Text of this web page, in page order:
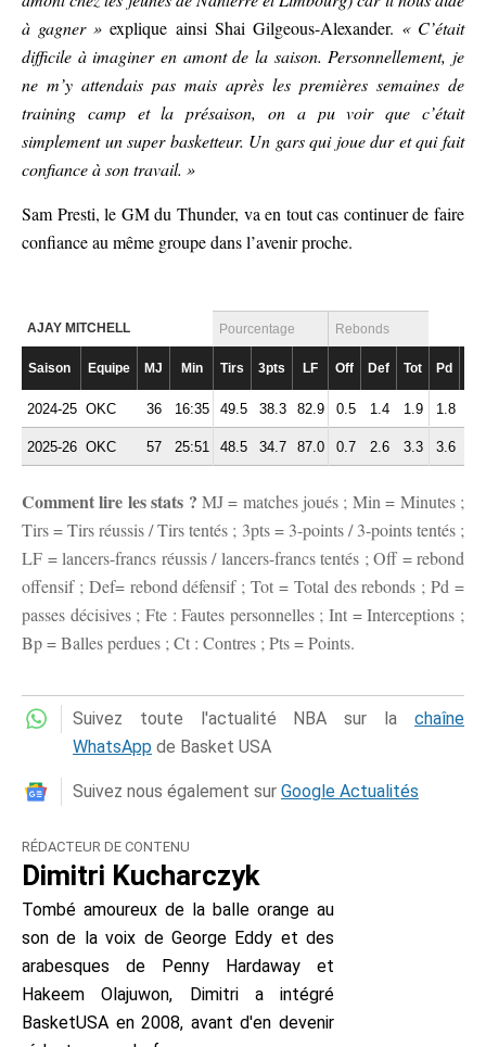
à gagner » explique ainsi Shai Gilgeous-Alexander. « C’était
difficile à imaginer en amont de la saison. Personnellement, je
ne m’y attendais pas mais après les premières semaines de
training camp et la présaison, on a pu voir que c’était
simplement un super basketteur. Un gars qui joue dur et qui fait
confiance à son travail. »
Sam Presti, le GM du Thunder, va en tout cas continuer de faire
confiance au même groupe dans l’avenir proche.
AJAY MITCHELL Pourcentage Rebonds
Saison Equipe MJ Min Tirs 3pts LF Off Def Tot Pd
2024-25 OKC 36 16:35 49.5 38.3 82.9 0.5 1.4 1.9 1.8
2025-26 OKC 57 25:51 48.5 34.7 87.0 0.7 2.6 3.3 3.6
Comment lire les stats ? MJ = matches joués ; Min = Minutes ;
Tirs = Tirs réussis / Tirs tentés ; 3pts = 3-points / 3-points tentés ;
LF = lancers-francs réussis / lancers-francs tentés ; Off = rebond
offensif ; Def= rebond défensif ; Tot = Total des rebonds ; Pd =
passes décisives ; Fte : Fautes personnelles ; Int = Interceptions ;
Bp = Balles perdues ; Ct : Contres ; Pts = Points.
Suivez toute l'actualité NBA sur la chaîne
WhatsApp de Basket USA
Suivez nous également sur Google Actualités
RÉDACTEUR DE CONTENU
Dimitri Kucharczyk
Tombé amoureux de la balle orange au
son de la voix de George Eddy et des
arabesques de Penny Hardaway et
Hakeem Olajuwon, Dimitri a intégré
BasketUSA en 2008, avant d'en devenir